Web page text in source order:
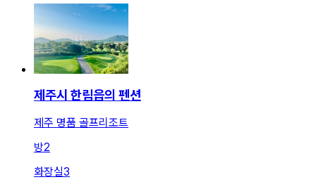
제주시 한림읍의 펜션
제주 명품 골프리조트
방2
화장실3